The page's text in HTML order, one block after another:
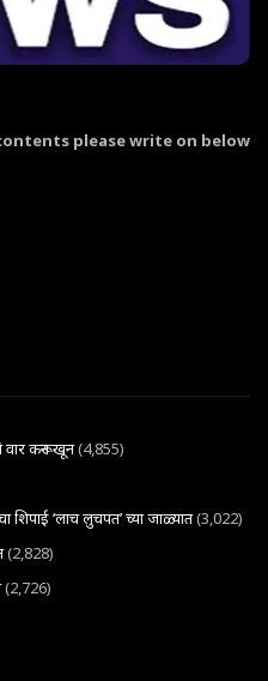
please write on below
वार करून खून(4,855)
शिपाई ‘लाच लुचपत’ च्या जाळ्यात(3,022)
(2,828)
(2,726)